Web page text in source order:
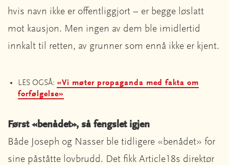
hvis navn ikke er offentliggjort – er begge løslatt
mot kausjon. Men ingen av dem ble imidlertid
innkalt til retten, av grunner som ennå ikke er kjent.
LES OGSÅ: «Vi møter propaganda med fakta om
forfølgelse»
Først «benådet», så fengslet igjen
Både Joseph og Nasser ble tidligere «benådet» for
sine påståtte lovbrudd. Det fikk Article18s direktør